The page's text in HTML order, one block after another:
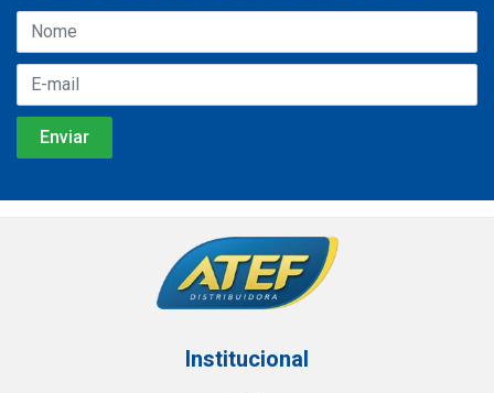
Institucional